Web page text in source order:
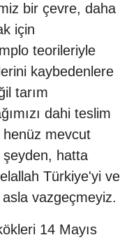
bir çevre, daha
için
teorileriyle
kaybedenlere
tarım
dahi teslim
mevcut
şeyden, hatta
Türkiye'yi ve
vazgeçmeyiz.
14 Mayıs